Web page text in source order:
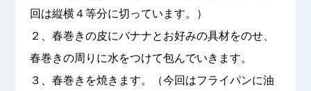
回は縦横４等分に切っています。）
２、春巻きの皮にバナナとお好みの具材をのせ、
春巻きの周りに水をつけて包んでいきます。
３、春巻きを焼きます。（今回はフライパンに油